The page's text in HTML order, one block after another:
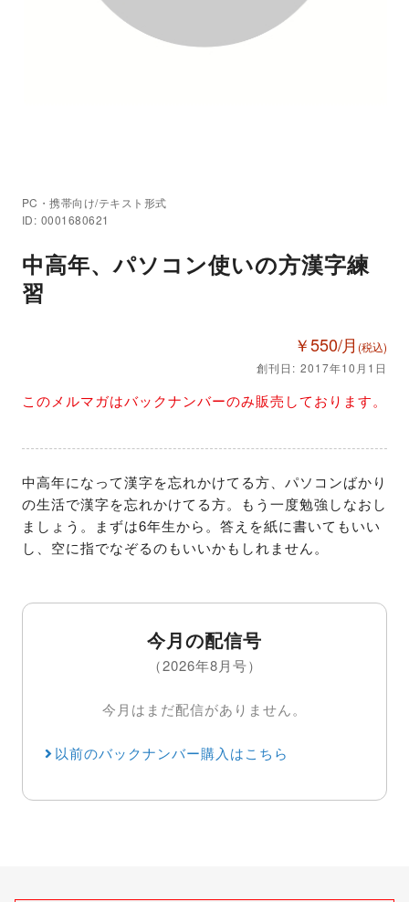
PC・携帯向け/テキスト形式
ID: 0001680621
中高年、パソコン使いの方漢字練
習
￥550/月 (税込)
創刊日: 2017年10月1日
このメルマガはバックナンバーのみ販売しております。
中高年になって漢字を忘れかけてる方、パソコンばかり
の生活で漢字を忘れかけてる方。もう一度勉強しなおし
ましょう。まずは6年生から。答えを紙に書いてもいい
し、空に指でなぞるのもいいかもしれません。
今月の配信号
（2026年8月号）
今月はまだ配信がありません。
以前のバックナンバー購入はこちら